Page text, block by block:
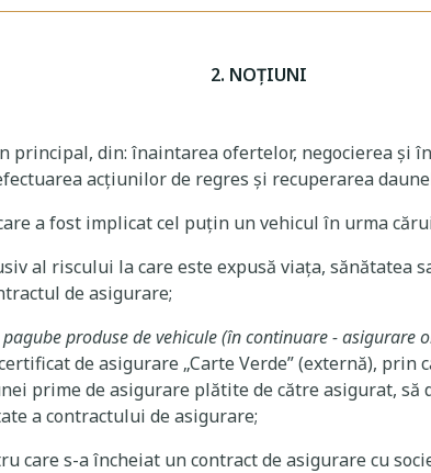
2. NOŢIUNI
principal, din: înaintarea ofertelor, negocierea și
acțiunilor de regres și recuperarea
a fost implicat cel puțin un vehicul în urma
al riscului la care este expusă viața, sănătatea
de asigurare;
produse de vehicule (în continuare - asigurare
de asigurare „Carte Verde” (externă),
prime de asigurare plătite de către asigurat, să
a contractului de asigurare;
care s-a încheiat un contract de asigurare cu